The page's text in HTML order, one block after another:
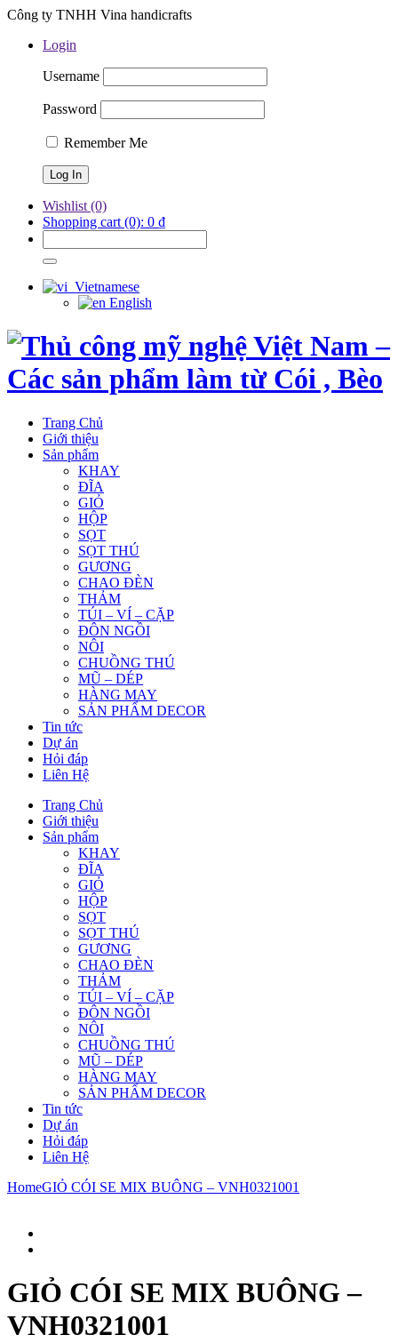
Công ty TNHH Vina handicrafts
Login
Username
Password
Remember Me
Wishlist (0)
Shopping cart (0): 0 ₫
Vietnamese
English
Trang Chủ
Giới thiệu
Sản phẩm
KHAY
ĐĨA
GIỎ
HỘP
SỌT
SỌT THÚ
GƯƠNG
CHAO ĐÈN
THẢM
TÚI – VÍ – CẶP
ĐÔN NGỒI
NÔI
CHUỒNG THÚ
MŨ – DÉP
HÀNG MAY
SẢN PHẨM DECOR
Tin tức
Dự án
Hỏi đáp
Liên Hệ
Trang Chủ
Giới thiệu
Sản phẩm
KHAY
ĐĨA
GIỎ
HỘP
SỌT
SỌT THÚ
GƯƠNG
CHAO ĐÈN
THẢM
TÚI – VÍ – CẶP
ĐÔN NGỒI
NÔI
CHUỒNG THÚ
MŨ – DÉP
HÀNG MAY
SẢN PHẨM DECOR
Tin tức
Dự án
Hỏi đáp
Liên Hệ
HomeGIỎ CÓI SE MIX BUÔNG – VNH0321001
GIỎ CÓI SE MIX BUÔNG –
VNH0321001